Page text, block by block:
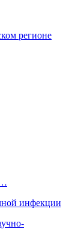
регионе
инфекции